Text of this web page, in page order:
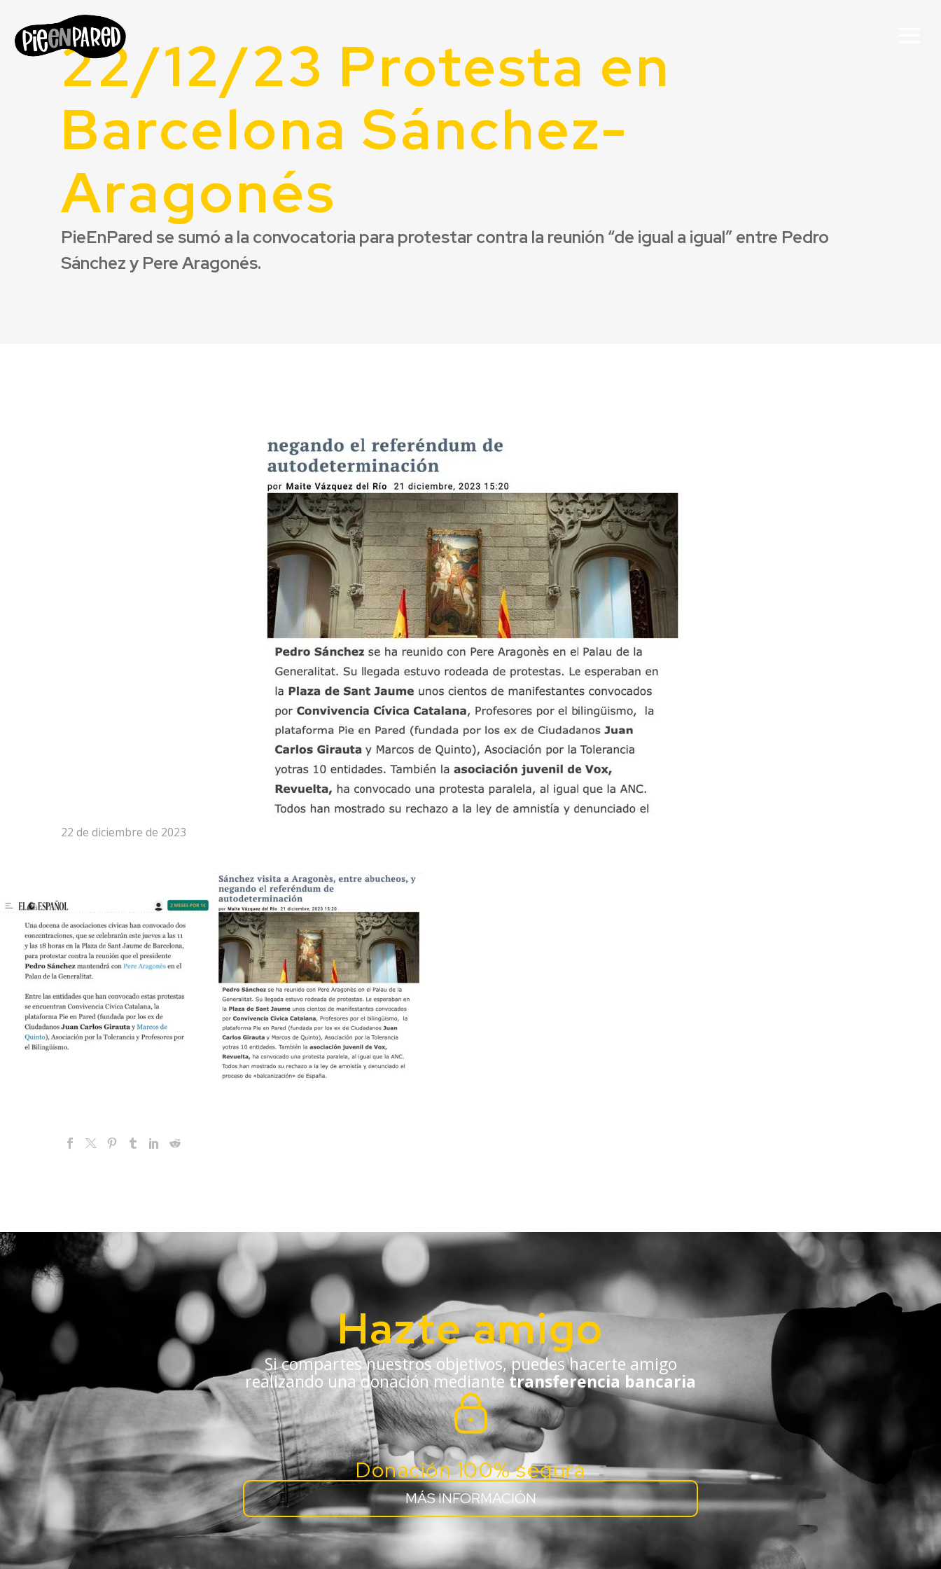
22/12/23 Protesta en
Barcelona Sánchez-
Aragonés
PieEnPared se sumó a la convocatoria para protestar contra la reunión “de igual a igual” entre Pedro
Sánchez y Pere Aragonés.
22 de diciembre de 2023
Hazte amigo
Si compartes nuestros objetivos, puedes hacerte amigo
realizando una donación mediantetransferencia bancaria
Donación 100% segura
MÁS INFORMACIÓN